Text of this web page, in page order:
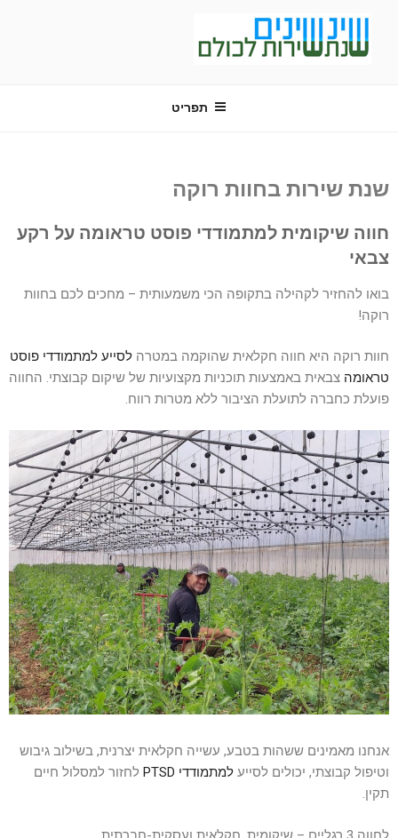
תפריט
שנת שירות בחוות רוקה
חווה שיקומית למתמודדי פוסט טראומה על רקע
צבאי
בואו להחזיר לקהילה בתקופה הכי משמעותית – מחכים לכם בחוות
רוקה!
חוות רוקה היא חווה חקלאית שהוקמה במטרה לסייע למתמודדי פוסט
טראומה צבאית באמצעות תוכניות מקצועיות של שיקום קבוצתי. החווה
פועלת כחברה לתועלת הציבור ללא מטרות רווח.
אנחנו מאמינים ששהות בטבע, עשייה חקלאית יצרנית, בשילוב גיבוש
וטיפול קבוצתי, יכולים לסייע למתמודדי PTSD
לחזור למסלול חיים
תקין.